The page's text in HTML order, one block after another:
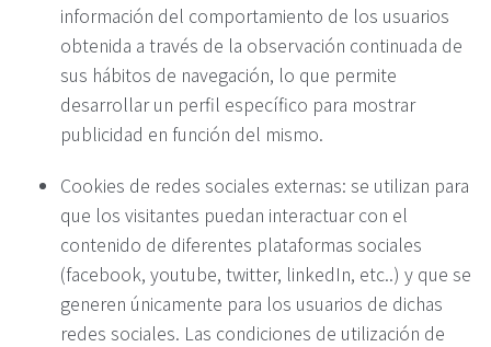
información del comportamiento de los usuarios
obtenida a través de la observación continuada de
sus hábitos de navegación, lo que permite
desarrollar un perfil específico para mostrar
publicidad en función del mismo.
Cookies de redes sociales externas: se utilizan para
que los visitantes puedan interactuar con el
contenido de diferentes plataformas sociales
(facebook, youtube, twitter, linkedIn, etc..) y que se
generen únicamente para los usuarios de dichas
redes sociales. Las condiciones de utilización de